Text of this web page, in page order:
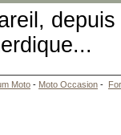
Moto - Moto Occasion -